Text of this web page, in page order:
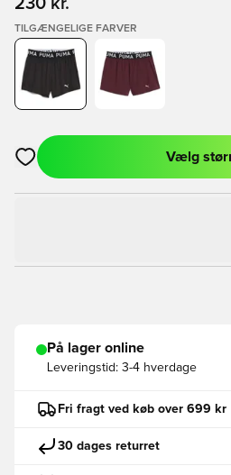
230 kr.
TILGÆNGELIGE FARVER
Åbner en Modal til at logge ind
Vælg
På lager online
Leveringstid: 3-4 hverdage
Fri fragt ved køb over 699 kr
30 dages returret